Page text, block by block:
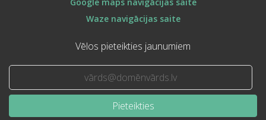
Waze navigācijas saite
Vēlos pieteikties jaunumiem
Pieteikties